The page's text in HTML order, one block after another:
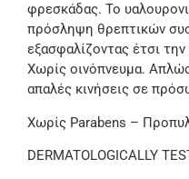
φρεσκάδας. Το
πρόσληψη θρεπτικών
εξασφαλίζοντας έτσι
Χωρίς οινόπνευμα.
απαλές κινήσεις σε
Χωρίς Parabens –
DERMATOLOGICALLY